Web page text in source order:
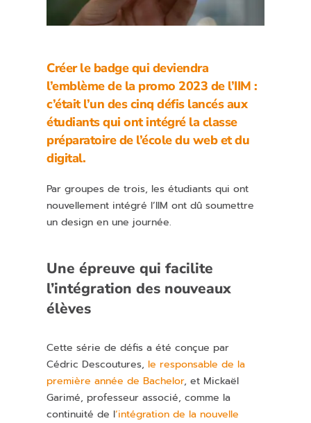
Créer le badge qui deviendra
l’emblème de la promo 2023 de l’IIM :
c’était l’un descinq défis lancés aux
étudiantsqui ont intégré la classe
préparatoire de l’école du web et du
digital.
Par groupes de trois, les étudiants qui ont
nouvellement intégré l’IIM ont dû soumettre
un design en une journée.
Une épreuve qui facilite
l’intégration des nouveaux
élèves
Cette série de défis a été conçue par
Cédric Descoutures,le responsable de la
première année de Bachelor, et Mickaël
Garimé, professeur associé, comme la
continuité de l‘intégration de la nouvelle